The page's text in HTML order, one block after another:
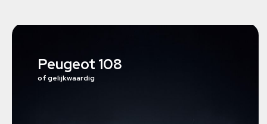
Peugeot 108
of gelijkwaardig